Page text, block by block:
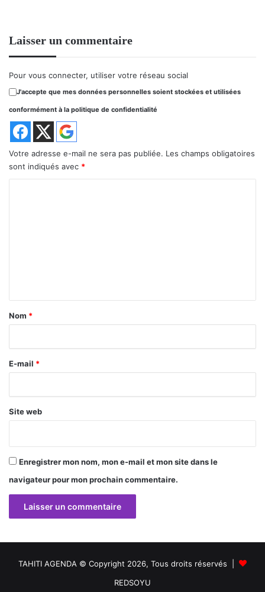
Laisser un commentaire
Pour vous connecter, utiliser votre réseau social
J'accepte que mes données personnelles soient stockées et utilisées
conformément à la politique de confidentialité
Votre adresse e-mail ne sera pas publiée. Les champs obligatoires
sont indiqués avec *
a
r
e
Nom *
E-mail *
Site web
Enregistrer mon nom, mon e-mail et mon site dans le
navigateur pour mon prochain commentaire.
TAHITI AGENDA © Copyright 2026, Tous droits réservés |
REDSOYU